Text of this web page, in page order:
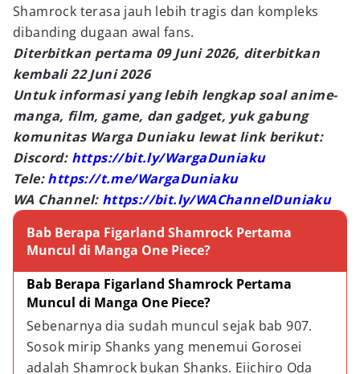
Shamrock terasa jauh lebih tragis dan kompleks
dibanding dugaan awal fans.
Diterbitkan pertama 09 Juni 2026, diterbitkan
kembali 22 Juni 2026
Untuk informasi yang lebih lengkap soal anime-
manga, film, game, dan gadget, yuk gabung
komunitas Warga Duniaku lewat link berikut:
Discord: https://bit.ly/WargaDuniaku
Tele:https://t.me/WargaDuniaku
WA Channel: https://bit.ly/WAChannelDuniaku
Bab Berapa Figarland Shamrock Pertama
Muncul di Manga One Piece?
Bab Berapa Figarland Shamrock Pertama
Muncul di Manga One Piece?
Sebenarnya dia sudah muncul sejak bab 907.
Sosok mirip Shanks yang menemui Gorosei
adalah Shamrock bukan Shanks. Eiichiro Oda